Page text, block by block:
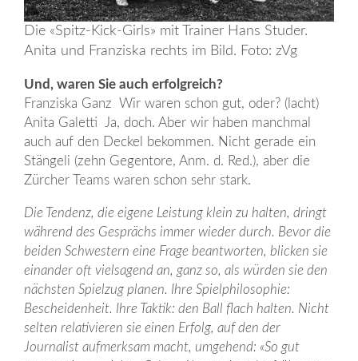
Die «Spitz-Kick-Girls» mit Trainer Hans Studer.
Anita und Franziska rechts im Bild. Foto: zVg
Und, waren Sie auch erfolgreich?
Franziska Ganz Wir waren schon gut, oder? (lacht)
Anita Galetti Ja, doch. Aber wir haben manchmal
auch auf den Deckel bekommen. Nicht gerade ein
Stängeli (zehn Gegentore, Anm. d. Red.), aber die
Zürcher Teams waren schon sehr stark.
Die Tendenz, die eigene Leistung klein zu halten, dringt
während des Gesprächs immer wieder durch. Bevor die
beiden Schwestern eine Frage beantworten, blicken sie
einander oft vielsagend an, ganz so, als würden sie den
nächsten Spielzug planen. Ihre Spielphilosophie:
Bescheidenheit. Ihre Taktik: den Ball flach halten. Nicht
selten relativieren sie einen Erfolg, auf den der
Journalist aufmerksam macht, umgehend: «So gut